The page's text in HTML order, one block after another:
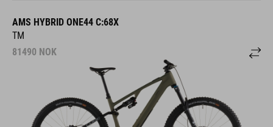
AMS HYBRID ONE44 C:68X
TM
81490 NOK